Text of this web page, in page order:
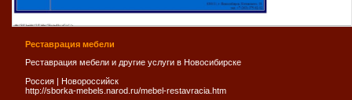
Реставрация мебели
Реставрация мебели и другие услуги в Новосибирске
Россия | Новороссийск
http://sborka-mebels.narod.ru/mebel-restavracia.htm